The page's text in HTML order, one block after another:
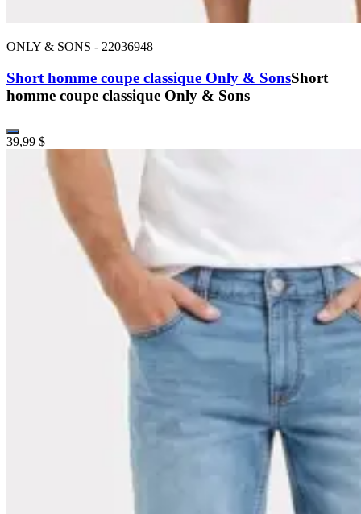
ONLY & SONS - 22036948
Short homme coupe classique Only & SonsShort
homme coupe classique Only & Sons
39,99 $